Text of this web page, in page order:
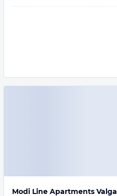
Modi Line Apartments Valga